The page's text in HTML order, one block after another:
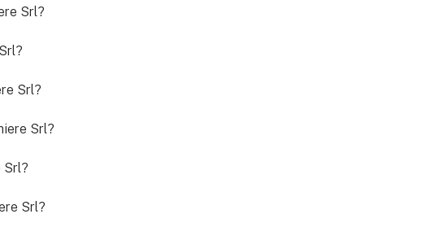
Srl?
?
Srl?
Srl?
Srl?
Srl?